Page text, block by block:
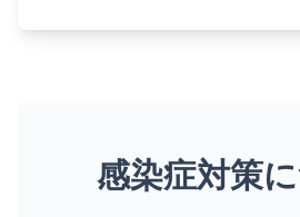
感染症対策